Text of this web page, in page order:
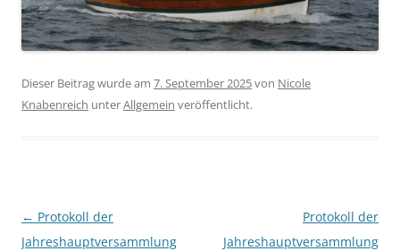
Dieser Beitrag wurde am 7. September 2025von Nicole
Knabenreich unterAllgemein veröffentlicht.
Beitragsnavigation
← Protokoll der
Jahreshauptversammlung
Protokoll der
Jahreshauptversammlung